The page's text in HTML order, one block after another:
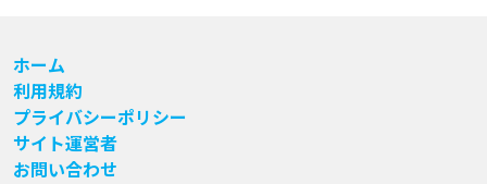
ホーム
利用規約
プライバシーポリシー
サイト運営者
お問い合わせ